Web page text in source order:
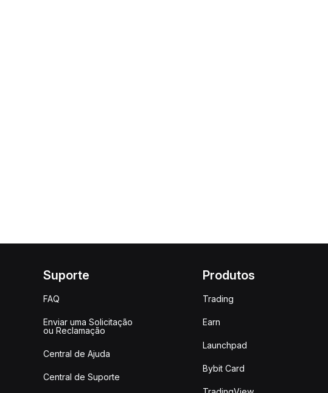
Suporte
FAQ
Enviar uma Solicitação
ou Reclamação
Central de Ajuda
Central de Suporte
Produtos
Trading
Earn
Launchpad
Bybit Card